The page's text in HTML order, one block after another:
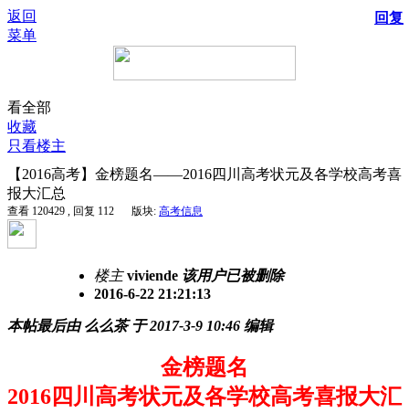
返回
菜单
看全部
收藏
只看楼主
【2016高考】金榜题名——2016四川高考状元及各学校高考喜
报大汇总
查看 120429 , 回复 112 版块: 高考信息
楼主 viviende 该用户已被删除
2016-6-22 21:21:13
本帖最后由 么么茶 于 2017-3-9 10:46 编辑
金榜题名
2016四川高考状元及各学校高考喜报大汇
回复